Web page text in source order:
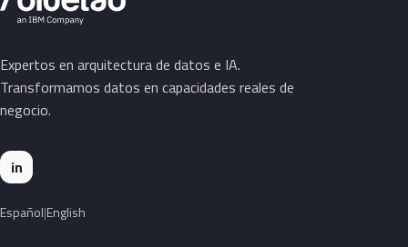
Expertos en arquitectura de datos e IA.
Transformamos datos en capacidades reales de
negocio.
in
Español English